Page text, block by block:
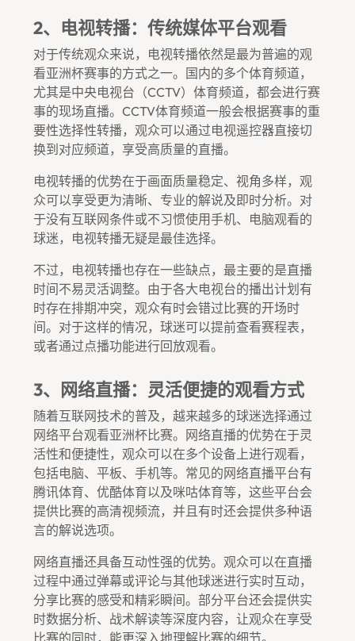
2、电视转播：传统媒体平台观看
对于传统观众来说，电视转播依然是最为普遍的观
看亚洲杯赛事的方式之一。国内的多个体育频道，
尤其是中央电视台（CCTV）体育频道，都会进行赛
事的现场直播。CCTV体育频道一般会根据赛事的重
要性选择性转播，观众可以通过电视遥控器直接切
换到对应频道，享受高质量的直播。
电视转播的优势在于画面质量稳定、视角多样，观
众可以享受更为清晰、专业的解说及即时分析。对
于没有互联网条件或不习惯使用手机、电脑观看的
球迷，电视转播无疑是最佳选择。
不过，电视转播也存在一些缺点，最主要的是直播
时间不易灵活调整。由于各大电视台的播出计划有
时存在排期冲突，观众有时会错过比赛的开场时
间。对于这样的情况，球迷可以提前查看赛程表，
或者通过点播功能进行回放观看。
3、网络直播：灵活便捷的观看方式
随着互联网技术的普及，越来越多的球迷选择通过
网络平台观看亚洲杯比赛。网络直播的优势在于灵
活性和便捷性，观众可以在多个设备上进行观看，
包括电脑、平板、手机等。常见的网络直播平台有
腾讯体育、优酷体育以及咪咕体育等，这些平台会
提供比赛的高清视频流，并且有时还会提供多种语
言的解说选项。
网络直播还具备互动性强的优势。观众可以在直播
过程中通过弹幕或评论与其他球迷进行实时互动，
分享比赛的感受和精彩瞬间。部分平台还会提供实
时数据分析、战术解读等深度内容，让观众在享受
比赛的同时，能更深入地理解比赛的细节。